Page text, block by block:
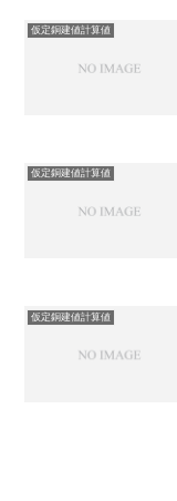
仮定銅建値計算値
仮定銅建値計算値
仮定銅建値計算値